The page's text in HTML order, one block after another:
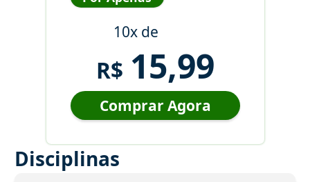
10x de
R$ 15,99
Comprar Agora
Disciplinas